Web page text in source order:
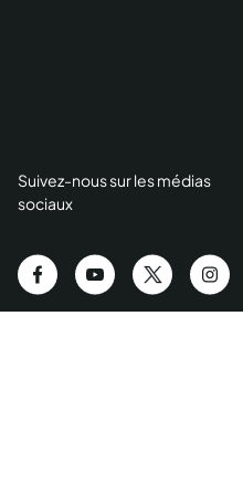
Suivez-nous sur les médias
sociaux